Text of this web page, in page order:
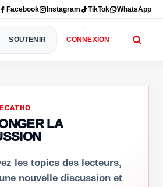
Facebook Instagram TikTok WhatsApp
SOUTENIR CONNEXION
LA
les topics des lecteurs,
nouvelle discussion et